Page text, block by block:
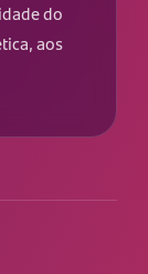
do
aos